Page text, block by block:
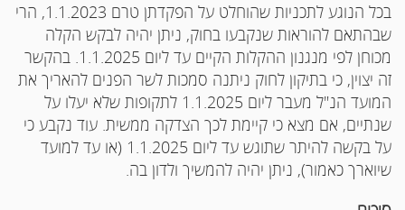
בכל הנוגע לתכניות שהוחלט על הפקדתן טרם 1.1.2023, הרי
שבהתאם להוראות שנקבעו בחוק, ניתן יהיה לבקש הקלה
מכוחן לפי מנגנון ההקלות הקיים עד ליום 1.1.2025. בהקשר
זה יצוין, כי בתיקון לחוק ניתנה סמכות לשר הפנים להאריך את
המועד הנ"ל מעבר ליום 1.1.2025 לתקופות שלא יעלו על
שנתיים, אם מצא כי קיימת לכך הצדקה ממשית. עוד נקבע כי
על בקשה להיתר שתוגש עד ליום 1.1.2025 (או עד למועד
שיוארך כאמור), ניתן יהיה להמשיך ולדון בה.